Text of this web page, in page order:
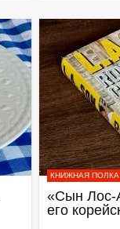
КНИЖНАЯ ПОЛКА
«Сын Лос-
его